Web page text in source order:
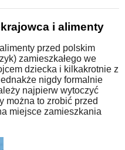
i alimenty
przed polskim
zamieszkałego we
dziecka i kilkakrotnie z
nigdy formalnie
najpierw wytoczyć
można to zrobić przed
miejsce zamieszkania